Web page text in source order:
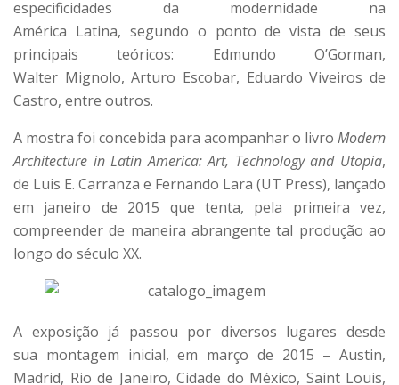
especificidades da modernidade na
América Latina, segundo o ponto de vista de seus
principais teóricos: Edmundo O’Gorman,
Walter Mignolo, Arturo Escobar, Eduardo Viveiros de
Castro, entre outros.
A mostra foi concebida para acompanhar o livro Modern
Architecture in Latin America: Art, Technology and Utopia,
de Luis E. Carranza e Fernando Lara (UT Press), lançado
em janeiro de 2015 que tenta, pela primeira vez,
compreender de maneira abrangente tal produção ao
longo do século XX.
A exposição já passou por diversos lugares desde
sua montagem inicial, em março de 2015 – Austin,
Madrid, Rio de Janeiro, Cidade do México, Saint Louis,